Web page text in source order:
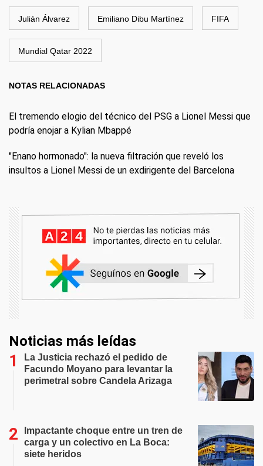
Julián Álvarez Emiliano Dibu Martínez FIFA
Mundial Qatar 2022
NOTAS RELACIONADAS
El tremendo elogio del técnico del PSG a Lionel Messi que
podría enojar a Kylian Mbappé
"Enano hormonado": la nueva filtración que reveló los
insultos a Lionel Messi de un exdirigente del Barcelona
Noticias más leídas
La Justicia rechazó el pedido de
Facundo Moyano para levantar la
perimetral sobre Candela Arizaga
Impactante choque entre un tren de
carga y un colectivo en La Boca:
siete heridos